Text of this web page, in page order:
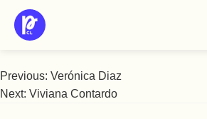
Saltar
Victoria Cuadra
Navegación
Previous: Verónica Diaz
Next: Viviana Contardo